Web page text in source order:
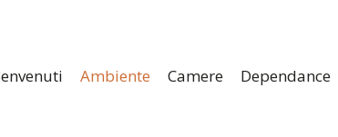
Ambiente Camere Dependance